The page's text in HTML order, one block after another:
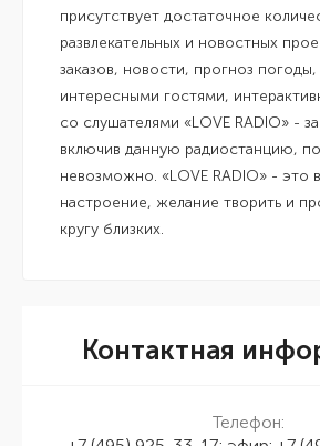
присутствует достаточное
развлекательных и новостных
заказов, новости, прогноз
интересными гостями,
со слушателями «LOVE RADIO» -
включив данную радиостанцию,
невозможно. «LOVE RADIO» - это
настроение, желание творить и
кругу близких.
Контактная
Телефон: